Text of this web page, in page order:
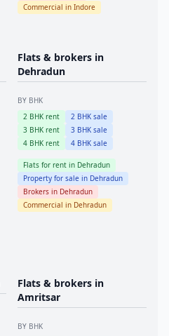
Commercial in Indore
Flats & brokers in
Dehradun
BY BHK
2 BHK rent 2 BHK sale
3 BHK rent 3 BHK sale
4 BHK rent 4 BHK sale
Flats for rent in Dehradun
Property for sale in Dehradun
Brokers in Dehradun
Commercial in Dehradun
Flats & brokers in
Amritsar
BY BHK